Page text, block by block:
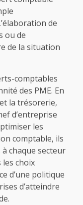
de
ou de
de la situation
comptables
des PME. En
la trésorerie,
d’entreprise
les
comptable, ils
chaque secteur
les choix
d’une politique
d’atteindre